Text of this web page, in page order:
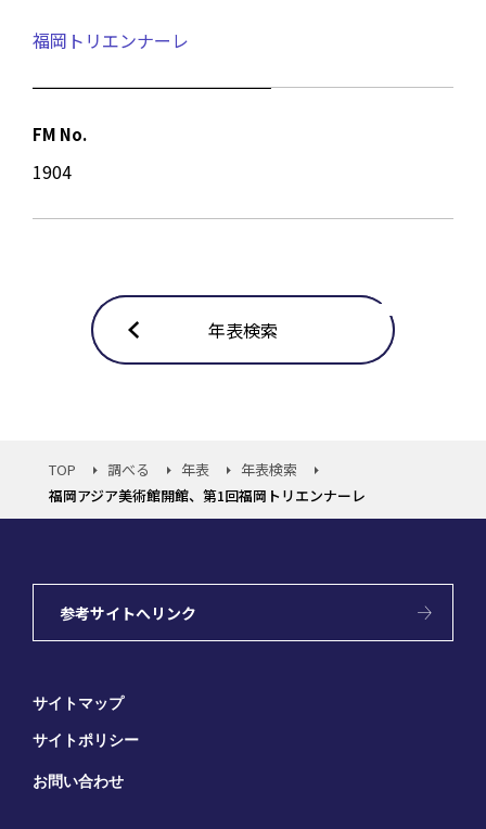
福岡トリエンナーレ
FM No.
1904
年表検索
TOP 調べる 年表
年表検索
福岡アジア美術館開館、第1回福岡トリエンナーレ
参考サイトへリンク
サイトマップ
サイトポリシー
お問い合わせ